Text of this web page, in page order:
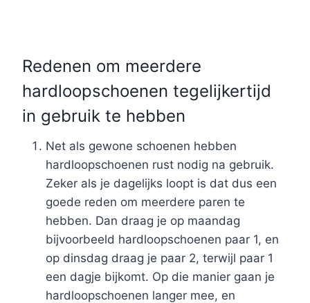
Redenen om meerdere
hardloopschoenen tegelijkertijd
in gebruik te hebben
Net als gewone schoenen hebben
hardloopschoenen rust nodig na gebruik.
Zeker als je dagelijks loopt is dat dus een
goede reden om meerdere paren te
hebben. Dan draag je op maandag
bijvoorbeeld hardloopschoenen paar 1, en
op dinsdag draag je paar 2, terwijl paar 1
een dagje bijkomt. Op die manier gaan je
hardloopschoenen langer mee, en